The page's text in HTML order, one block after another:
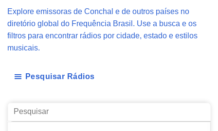
Explore emissoras de Conchal e de outros países no
diretório global do Frequência Brasil. Use a busca e os
filtros para encontrar rádios por cidade, estado e estilos
musicais.
Pesquisar Rádios